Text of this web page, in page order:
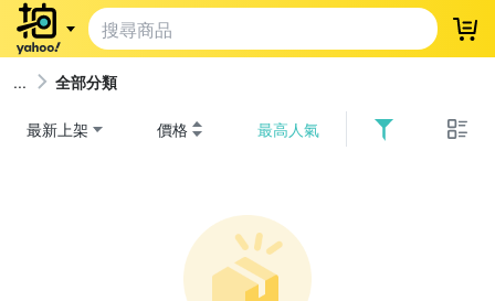
登
全部分類
最新上架 價格 最高人氣